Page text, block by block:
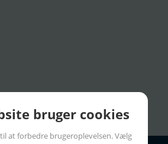
bruger cookies
at forbedre brugeroplevelsen. Vælg